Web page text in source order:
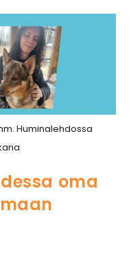
Huminalehdossa
oma